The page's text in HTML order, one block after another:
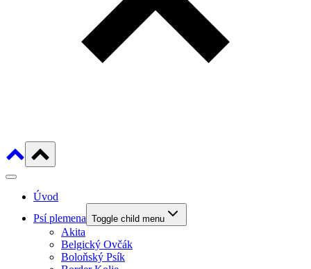
Úvod
Psí plemena Toggle child menu
Akita
Belgický Ovčák
Boloňský Psík